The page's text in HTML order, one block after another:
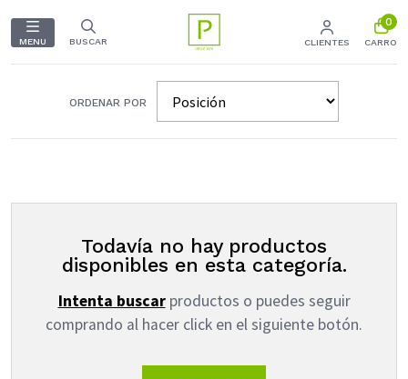
MENU BUSCAR CLIENTES
0
CARRO
ORDENAR POR
Todavía no hay productos
disponibles en esta categoría.
Intenta buscarproductos o puedes seguir
comprando al hacer click en el siguiente botón.